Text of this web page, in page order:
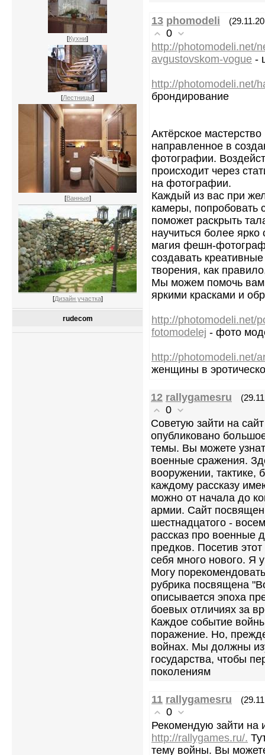
[Кухни]
[Лестницы]
[Ванные]
[Дизайн участка]
rudecom
13 phomodeli
0
http://photomodeli.net/
avgustovskom-vogue -
http://photomodeli.net/
брондирование
Актёрское
направленное в
фотографии.
происходит через
на фотографии.
Каждый из вас при
камеры, попробовать
поможет раскрыть
научиться более
магия фешн-
создавать
творения, как
Мы можем помочь вам
яркими красками и
http://photomodeli.net/
fotomodelej - фото
http://photomodeli.net/
женщины в
12 rallygamesru
0
Советую зайти на
опубликовано
темы. Вы можете
военные сражения.
вооружении, тактике,
каждому рассказу
можно от начала до
армии. Сайт
шестнадцатого -
рассказ про военные
предков. Посетив
себя много нового. Я
Могу
рубрика посвящена
описывается эпоха
боевых отличиях за
Каждое событие
поражение. Но,
войнах. Мы должны
государства, чтобы
поколениям
11 rallygamesru
0
Рекомендую зайти на
http://rallygames.ru/.
тему войны. Вы